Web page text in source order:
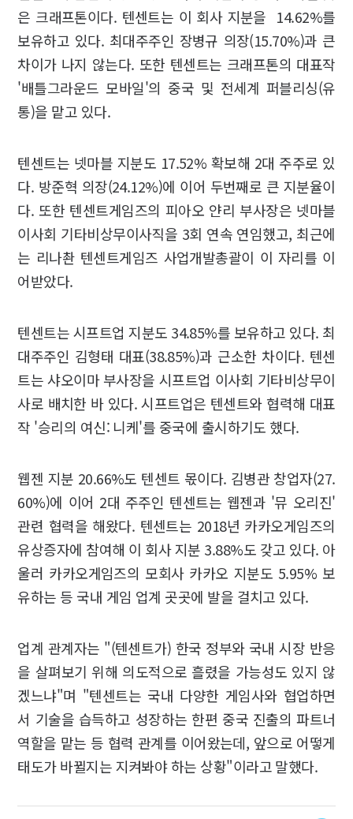
은 크래프톤이다. 텐센트는 이 회사 지분을 14.62%를
보유하고 있다. 최대주주인 장병규 의장(15.70%)과 큰
차이가 나지 않는다. 또한 텐센트는 크래프톤의 대표작
'배틀그라운드 모바일'의 중국 및 전세계 퍼블리싱(유
통)을 맡고 있다.
텐센트는 넷마블 지분도 17.52% 확보해 2대 주주로 있
다. 방준혁 의장(24.12%)에 이어 두번째로 큰 지분율이
다. 또한 텐센트게임즈의 피아오 얀리 부사장은 넷마블
이사회 기타비상무이사직을 3회 연속 연임했고, 최근에
는 리나촨 텐센트게임즈 사업개발총괄이 이 자리를 이
어받았다.
텐센트는 시프트업 지분도 34.85%를 보유하고 있다. 최
대주주인 김형태 대표(38.85%)과 근소한 차이다. 텐센
트는 샤오이마 부사장을 시프트업 이사회 기타비상무이
사로 배치한 바 있다. 시프트업은 텐센트와 협력해 대표
작 '승리의 여신: 니케'를 중국에 출시하기도 했다.
웹젠 지분 20.66%도 텐센트 몫이다. 김병관 창업자(27.
60%)에 이어 2대 주주인 텐센트는 웹젠과 '뮤 오리진'
관련 협력을 해왔다. 텐센트는 2018년 카카오게임즈의
유상증자에 참여해 이 회사 지분 3.88%도 갖고 있다. 아
울러 카카오게임즈의 모회사 카카오 지분도 5.95% 보
유하는 등 국내 게임 업계 곳곳에 발을 걸치고 있다.
업계 관계자는 "(텐센트가) 한국 정부와 국내 시장 반응
을 살펴보기 위해 의도적으로 흘렸을 가능성도 있지 않
겠느냐"며 "텐센트는 국내 다양한 게임사와 협업하면
서 기술을 습득하고 성장하는 한편 중국 진출의 파트너
역할을 맡는 등 협력 관계를 이어왔는데, 앞으로 어떻게
태도가 바뀔지는 지켜봐야 하는 상황"이라고 말했다.